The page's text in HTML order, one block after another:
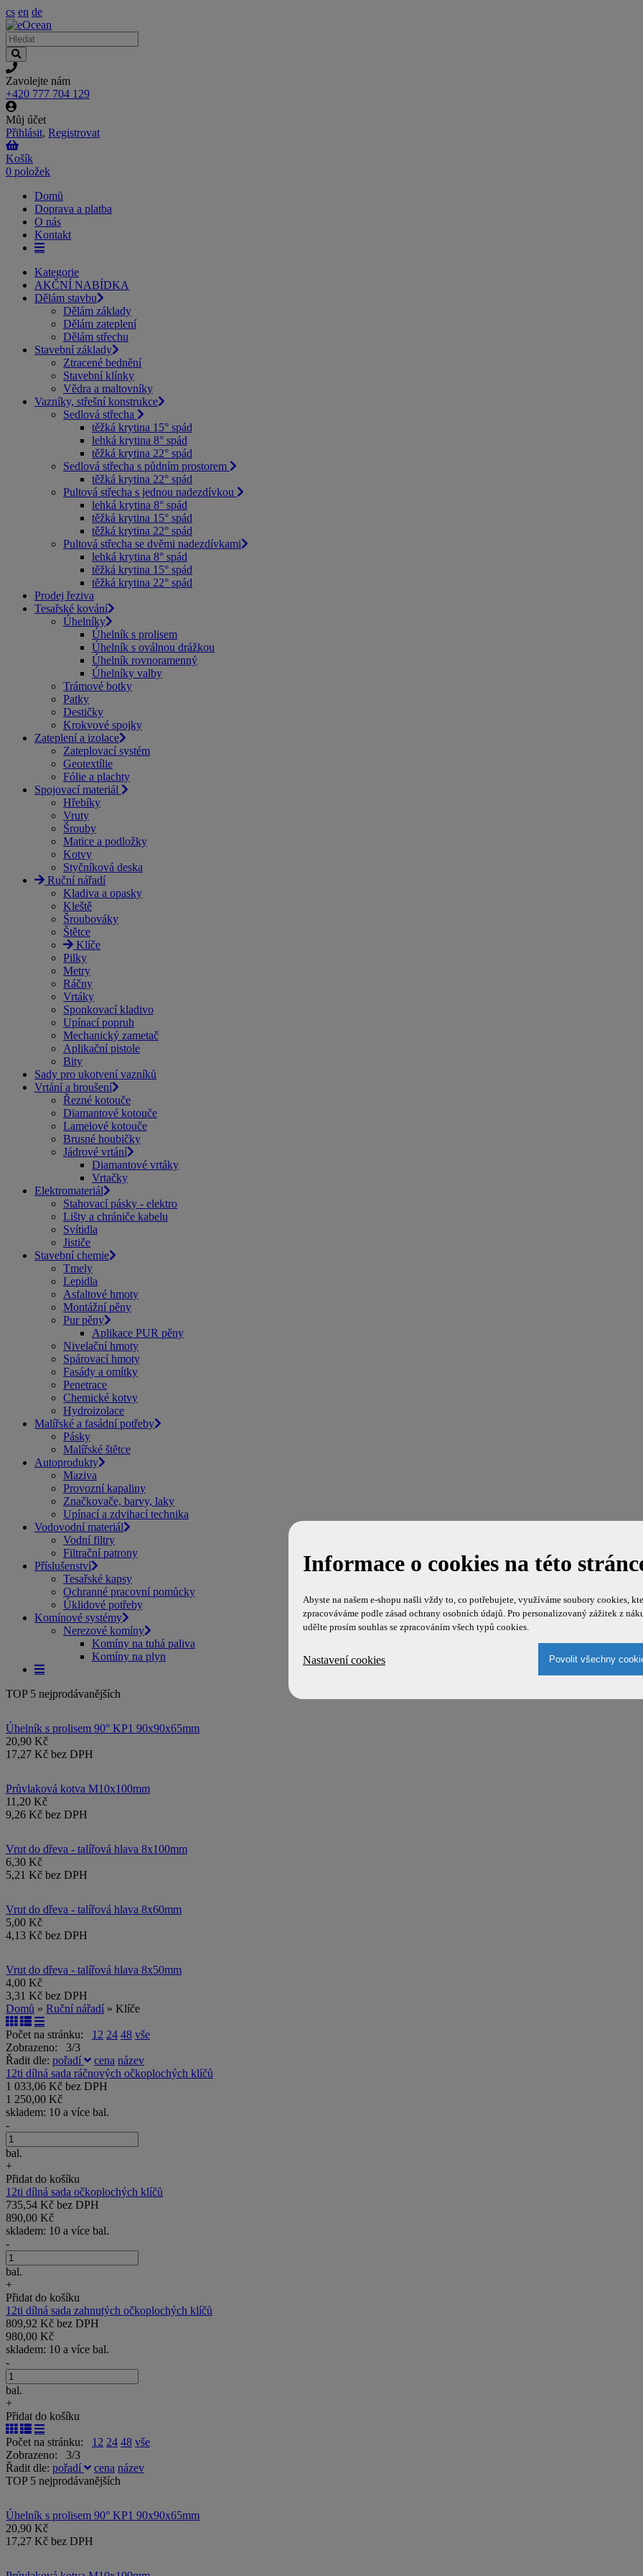
cs en de
Zavolejte nám
+420 777 704 129
Můj účet
Přihlásit, Registrovat
Košík
0 položek
Domů
Doprava a platba
O nás
Kontakt
Kategorie
AKČNÍ NABÍDKA
Dělám stavbu
Dělám základy
Dělám zateplení
Dělám střechu
Stavební základy
Ztracené bednění
Stavební klínky
Vědra a maltovníky
Vazníky, střešní konstrukce
Sedlová střecha
těžká krytina 15° spád
lehká krytina 8° spád
těžká krytina 22° spád
Sedlová střecha s půdním prostorem
těžká krytina 22° spád
Pultová střecha s jednou nadezdívkou
lehká krytina 8° spád
těžká krytina 15° spád
těžká krytina 22° spád
Pultová střecha se dvěmi nadezdívkami
lehká krytina 8° spád
těžká krytina 15° spád
těžká krytina 22° spád
Prodej řeziva
Tesařské kování
Úhelníky
Úhelník s prolisem
Úhelník s oválnou drážkou
Úhelník rovnoramenný
Úhelníky valby
Trámové botky
Patky
Destičky
Krokvové spojky
Zateplení a izolace
Zateplovací systém
Geotextílie
Fólie a plachty
Spojovací materiál
Hřebíky
Vruty
Šrouby
Matice a podložky
Kotvy
Styčníková deska
Ruční nářadí
Kladiva a opasky
Kleště
Šroubováky
Štětce
Klíče
Pilky
Metry
Ráčny
Vrtáky
Sponkovací kladivo
Upínací popruh
Mechanický zametač
Aplikační pistole
Bity
Sady pro ukotvení vazníků
Vrtání a broušení
Řezné kotouče
Diamantové kotouče
Lamelové kotouče
Brusné houbičky
Jádrové vrtání
Diamantové vrtáky
Vrtačky
Elektromateriál
Stahovací pásky - elektro
Lišty a chrániče kabelu
Svítidla
Jističe
Stavební chemie
Tmely
Lepidla
Asfaltové hmoty
Montážní pěny
Pur pěny
Aplikace PUR pěny
Nivelační hmoty
Spárovací hmoty
Fasády a omítky
Penetrace
Chemické kotvy
Hydroizolace
Malířské a fasádní potřeby
Pásky
Malířské štětce
Autoprodukty
Maziva
Provozní kapaliny
Značkovače, barvy, laky
Upínací a zdvihací technika
Vodovodní materiál
Vodní filtry
Filtrační patrony
Příslušenství
Tesařské kapsy
Ochranné pracovní pomůcky
Úklidové potřeby
Komínové systémy
Nerezové komíny
Komíny na tuhá paliva
Komíny na plyn
TOP 5 nejprodávanějších
Úhelník s prolisem 90° KP1 90x90x65mm
20,90 Kč
17,27 Kč bez DPH
Průvlaková kotva M10x100mm
11,20 Kč
9,26 Kč bez DPH
Vrut do dřeva - talířová hlava 8x100mm
6,30 Kč
5,21 Kč bez DPH
Vrut do dřeva - talířová hlava 8x60mm
5,00 Kč
4,13 Kč bez DPH
Vrut do dřeva - talířová hlava 8x50mm
4,00 Kč
3,31 Kč bez DPH
Domů » Ruční nářadí » Klíče
Počet na stránku: 12 24 48 vše
Zobrazeno: 3/3
Řadit dle: pořadí cena název
12ti dílná sada ráčnových očkoplochých klíčů
1 033,06 Kč bez DPH
1 250,00 Kč
skladem: 10 a více bal.
-
bal.
+
Přidat do košíku
12ti dílná sada očkoplochých klíčů
735,54 Kč bez DPH
890,00 Kč
skladem: 10 a více bal.
-
bal.
+
Přidat do košíku
12ti dílná sada zahnutých očkoplochých klíčů
809,92 Kč bez DPH
980,00 Kč
skladem: 10 a více bal.
-
bal.
+
Přidat do košíku
Počet na stránku: 12 24 48 vše
Zobrazeno: 3/3
Řadit dle: pořadí cena název
TOP 5 nejprodávanějších
Úhelník s prolisem 90° KP1 90x90x65mm
20,90 Kč
17,27 Kč bez DPH
Informace o cookies na této
Abyste na našem e-shopu našli vždy to, co potřebujete, využíváme soubory cookies,
zpracováváme podle zásad ochrany osobních údajů. Pro personalizovaný zážitek z
udělte prosím souhlas se zpracováním všech typů cookies.
Nastavení cookies